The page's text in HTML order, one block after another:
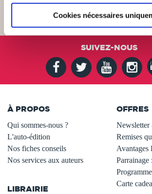
Cookies nécessaires
SUIVEZ-NOUS
À PROPOS
Qui sommes-nous ?
L'auto-édition
Nos fiches conseils
Nos services aux auteurs
LIBRAIRIE
OFFRES
Newsletter
Remises
Avantages
Parrainage
Carte